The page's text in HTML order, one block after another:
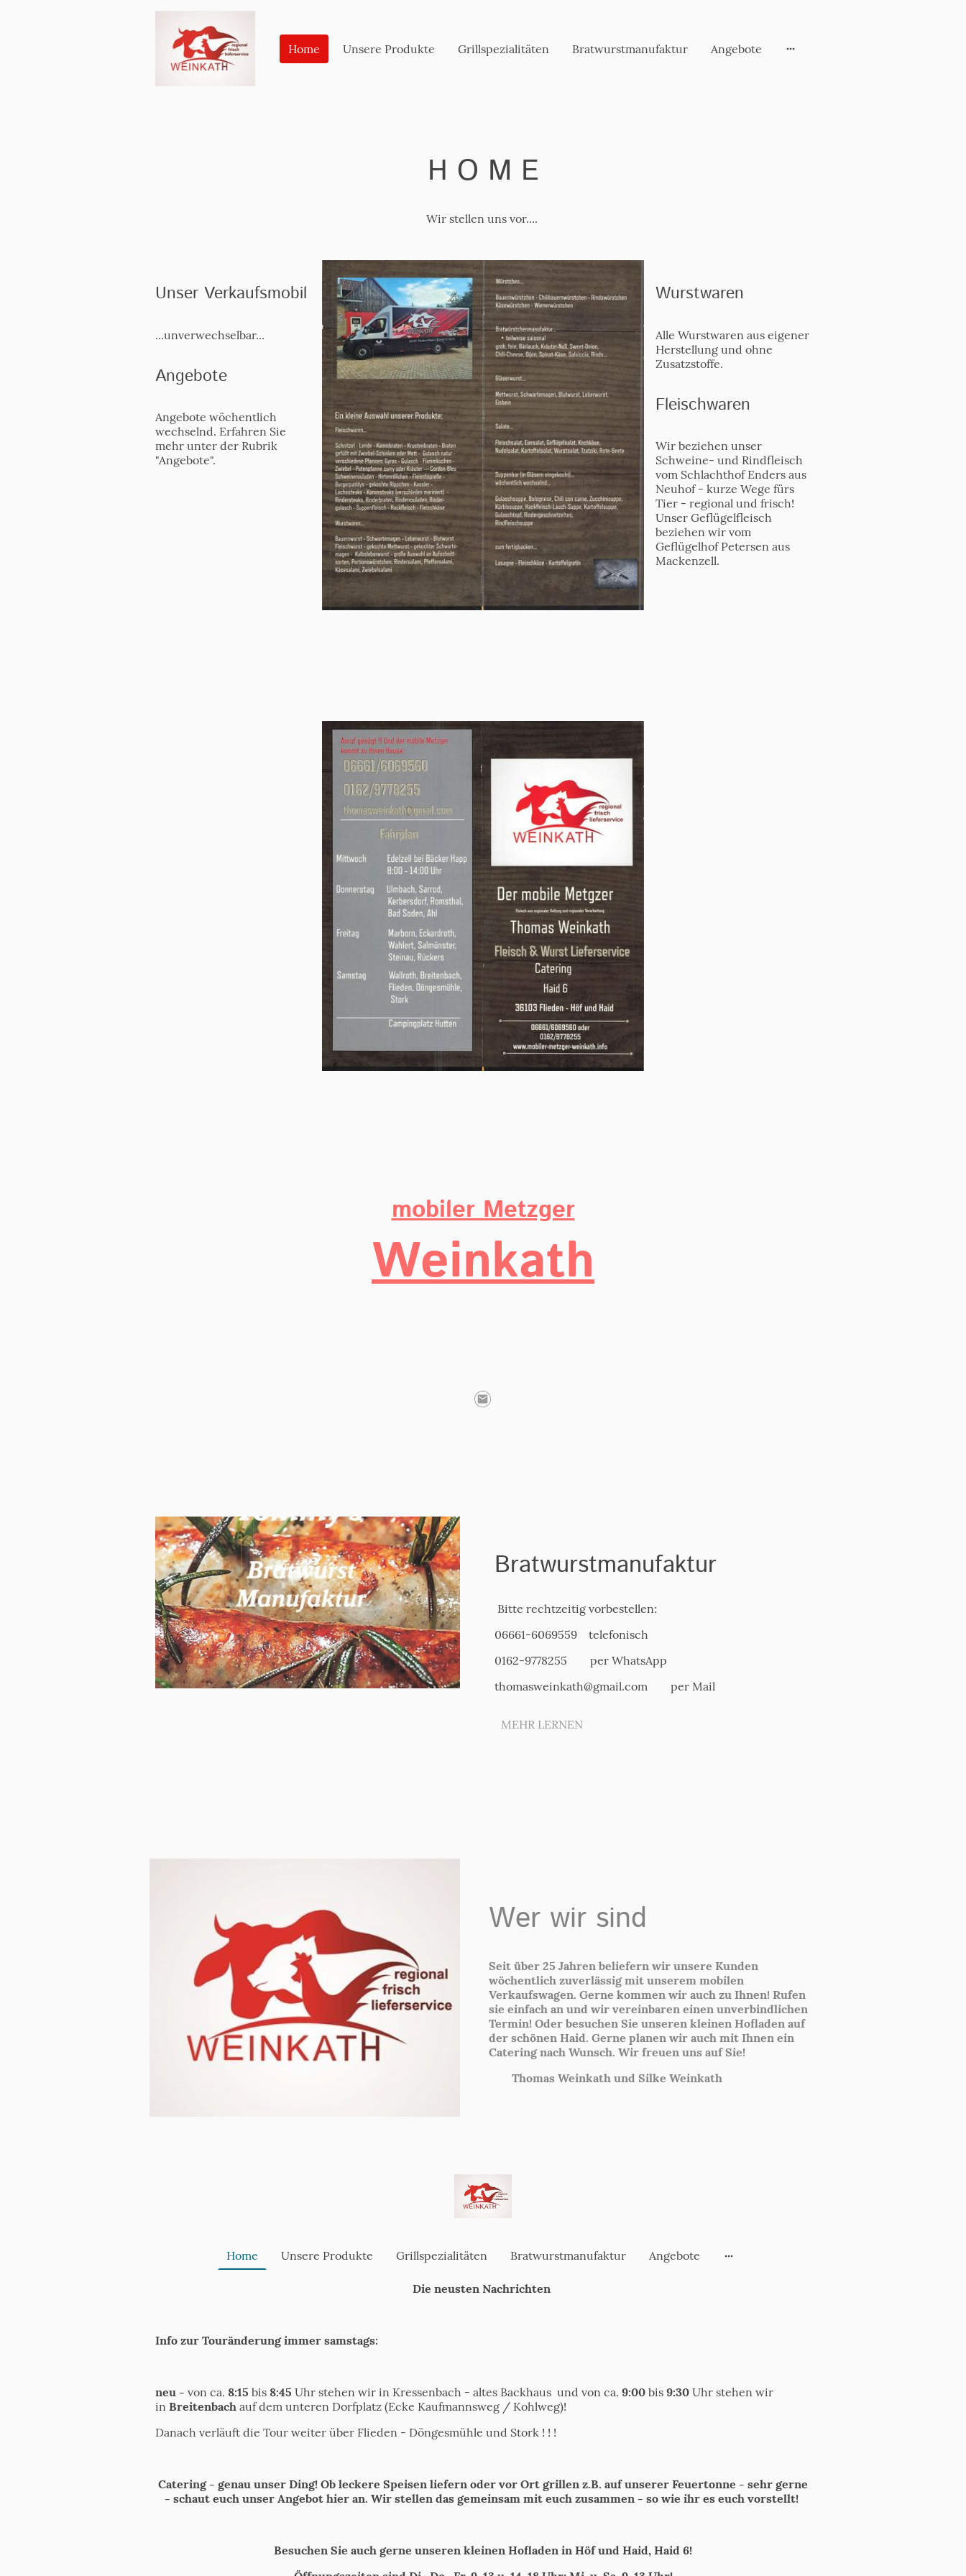
Home Unsere Produkte Grillspezialitäten Bratwurstmanufaktur Angebote
H O M E
Wir stellen uns vor....
Unser Verkaufsmobil
...unverwechselbar...
Angebote
Angebote wöchentlich
wechselnd. Erfahren Sie
mehr unter der Rubrik
"Angebote".
Wurstwaren
Alle Wurstwaren aus eigener
Herstellung und ohne
Zusatzstoffe.
Fleischwaren
Wir beziehen unser
Schweine- und Rindfleisch
vom Schlachthof Enders aus
Neuhof - kurze Wege fürs
Tier - regional und frisch!
Unser Geflügelfleisch
beziehen wir vom
Geflügelhof Petersen aus
Mackenzell.
mobiler Metzger
Weinkath
Bratwurstmanufaktur
Bitte rechtzeitig vorbestellen:
06661-6069559 telefonisch
0162-9778255 per WhatsApp
thomasweinkath@gmail.com per Mail
MEHR LERNEN
Wer wir sind
Seit über 25 Jahren beliefern wir unsere Kunden
wöchentlich zuverlässig mit unserem mobilen
Verkaufswagen. Gerne kommen wir auch zu Ihnen! Rufen
sie einfach an und wir vereinbaren einen unverbindlichen
Termin! Oder besuchen Sie unseren kleinen Hofladen auf
der schönen Haid. Gerne planen wir auch mit Ihnen ein
Catering nach Wunsch. Wir freuen uns auf Sie!
Thomas Weinkath und Silke Weinkath
Home Unsere Produkte Grillspezialitäten Bratwurstmanufaktur Angebote
Die neusten Nachrichten
Info zur Touränderung immer samstags:
neu - von ca. 8:15 bis 8:45 Uhr stehen wir in Kressenbach - altes Backhaus und von ca. 9:00 bis 9:30 Uhr stehen wir
in Breitenbach auf dem unteren Dorfplatz (Ecke Kaufmannsweg / Kohlweg)!
Danach verläuft die Tour weiter über Flieden - Döngesmühle und Stork ! ! !
Catering - genau unser Ding! Ob leckere Speisen liefern oder vor Ort grillen z.B. auf unserer Feuertonne - sehr gerne
- schaut euch unser Angebot hier an. Wir stellen das gemeinsam mit euch zusammen - so wie ihr es euch vorstellt!
Besuchen Sie auch gerne unseren kleinen Hofladen in Höf und Haid, Haid 6!